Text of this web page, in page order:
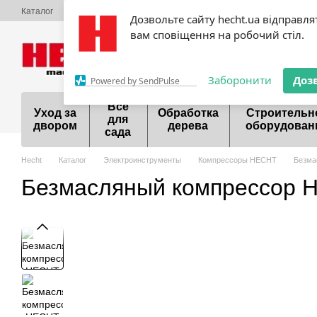
Дозвольте сайту hecht.ua
вам сповіщення на робочий стіл.
Powered by SendPulse Заборонити
Перейти к основному контенту
Каталог
Акции Шоурум Договор публичной
099 700-55-81 098
Уход за
двором
Все
для
сада
Обработка
дерева
Hecht Каталог Электроинструменты Компрессоры HECHT
Безмасляный компрессор